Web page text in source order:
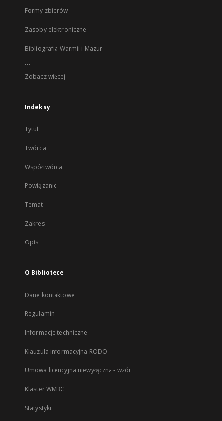
Formy zbiorów
Zasoby elektroniczne
Bibliografia Warmii i Mazur
...
Zobacz więcej
Indeksy
Tytuł
Twórca
Współtwórca
Powiązanie
Temat
Zakres
Opis
O Bibliotece
Dane kontaktowe
Regulamin
Informacje techniczne
Klauzula informacyjna RODO
Umowa licencyjna niewyłączna - wzór
Klaster WMBC
Statystyki